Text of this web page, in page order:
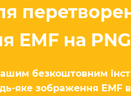
EMF на
безкоштовним
яке зображення EMF